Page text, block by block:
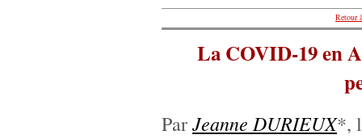
Retour
La COVID-19 en
ParJeanne DURIEUX*,